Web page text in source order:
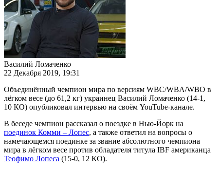
Василий Ломаченко
22 Декабря 2019, 19:31
Объединённый чемпион мира по версиям WBC/WBA/WBO в
лёгком весе (до 61,2 кг) украинец Василий Ломаченко (14-1,
10 КО) опубликовал интервью на своём YouTube-канале.
В беседе чемпион рассказал о поездке в Нью-Йорк на
поединок Комми – Лопес, а также ответил на вопросы о
намечающемся поединке за звание абсолютного чемпиона
мира в лёгком весе против обладателя титула IBF американца
Теофимо Лопеса (15-0, 12 КО).